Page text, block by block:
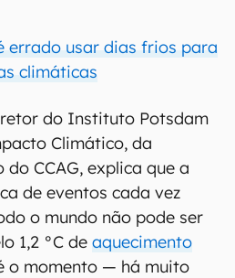
errado usar dias frios para
climáticas
do Instituto Potsdam
Climático, da
do CCAG, explica que a
de eventos cada vez
o mundo não pode ser
1,2 °C de aquecimento
o momento — há muito